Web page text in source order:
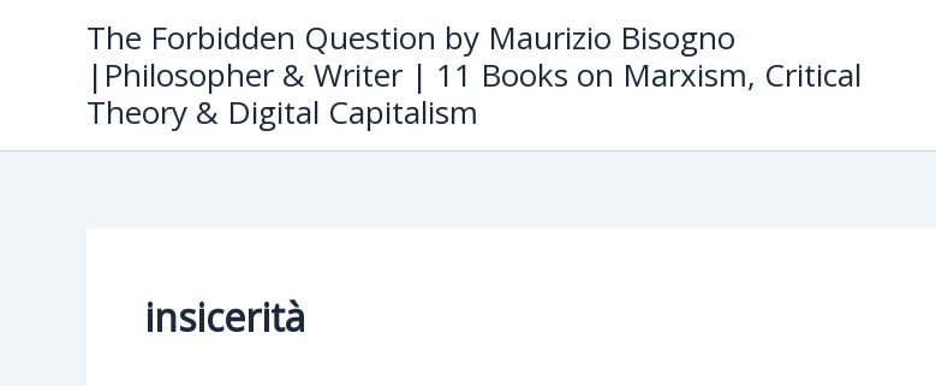
The Forbidden Question by Maurizio Bisogno
|Philosopher & Writer | 11 Books on Marxism, Critical
Theory & Digital Capitalism
insicerità